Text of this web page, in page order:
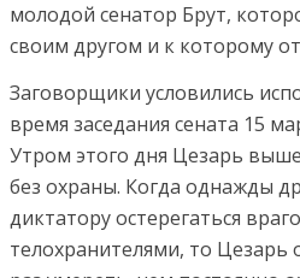
молодой сенатор Брут,
своим другом и к которому
Заговорщики условились
время заседания сената 15
Утром этого дня Цезарь
без охраны. Когда однажды
диктатору остерегаться
телохранителями, то Цезарь